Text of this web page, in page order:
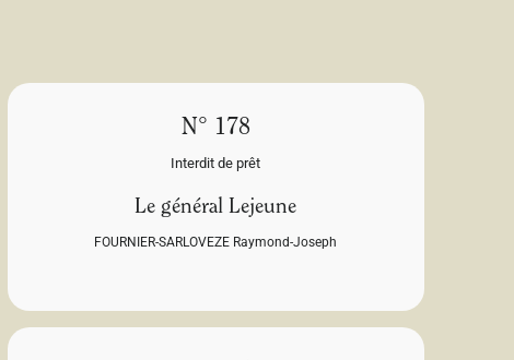
N° 178
Interdit de prêt
Le général Lejeune
FOURNIER-SARLOVEZE Raymond-Joseph